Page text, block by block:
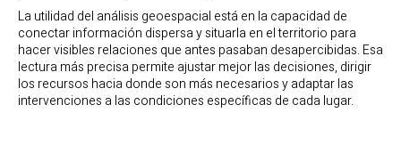
La utilidad del análisis geoespacial está en la capacidad de
conectar información dispersa y situarla en el territorio para
hacer visibles relaciones que antes pasaban desapercibidas. Esa
lectura más precisa permite ajustar mejor las decisiones, dirigir
los recursos hacia donde son más necesarios y adaptar las
intervenciones a las condiciones específicas de cada lugar.